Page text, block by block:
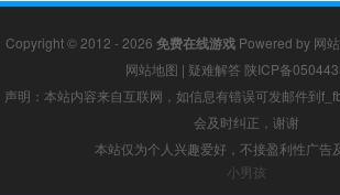
Copyright © 2012 - 2026 免费在线游戏Powered by 网
网站地图 | 疑难解答 陕ICP备
声明：本站内容来自互联网，如信息有错误可发邮件到
会及时纠正，谢谢
本站仅为个人兴趣爱好，不接盈利性广告
小男孩